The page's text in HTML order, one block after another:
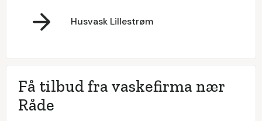
Husvask Lillestrøm
Få tilbud fra vaskefirma nær
Råde